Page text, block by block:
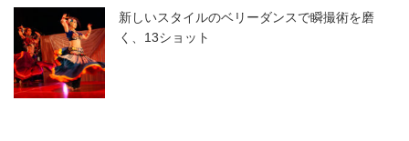
新しいスタイルのベリーダンスで瞬撮術を磨
く、13ショット